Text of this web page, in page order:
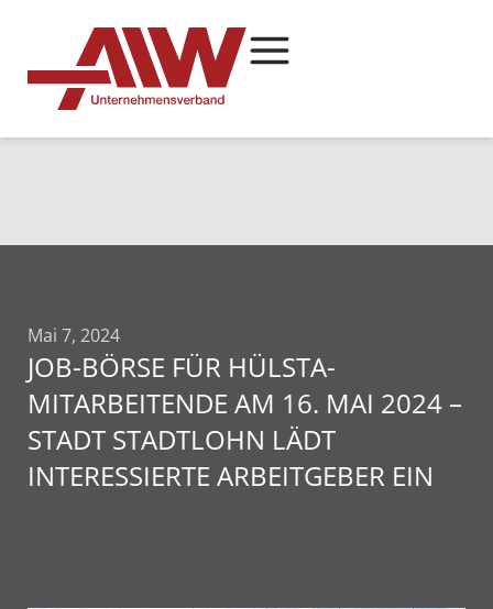
Mai 7, 2024
JOB-BÖRSE FÜR HÜLSTA-
MITARBEITENDE AM 16. MAI 2024 –
STADT STADTLOHN LÄDT
INTERESSIERTE ARBEITGEBER EIN